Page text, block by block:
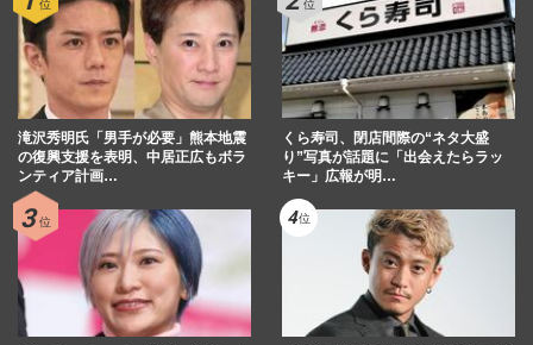
滝沢秀明氏「男手が必要」熊本地震
の復興支援を表明、中居正広もボラ
ンティア計画…
くら寿司、閉店間際の“ネタ大盛
り”写真が話題に「出会えたらラッ
キー」広報が明…